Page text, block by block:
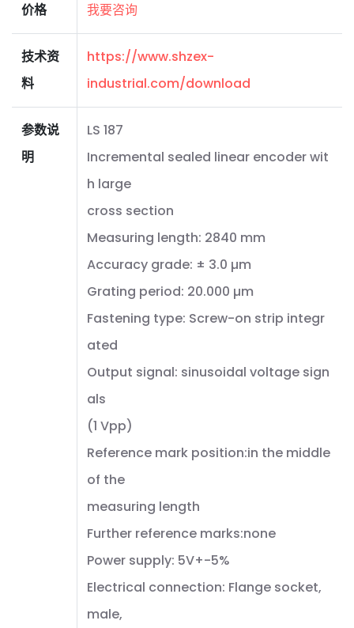
价格 我要咨询
技术资
料
https://www.shzex-
industrial.com/download
参数说
明
LS 187
Incremental sealed linear encoder wit
h large
cross section
Measuring length: 2840 mm
Accuracy grade: ± 3.0 µm
Grating period: 20.000 µm
Fastening type: Screw-on strip integr
ated
Output signal: sinusoidal voltage sign
als
(1 Vpp)
Reference mark position:in the middle
of the
measuring length
Further reference marks:none
Power supply: 5V+-5%
Electrical connection: Flange socket,
male,